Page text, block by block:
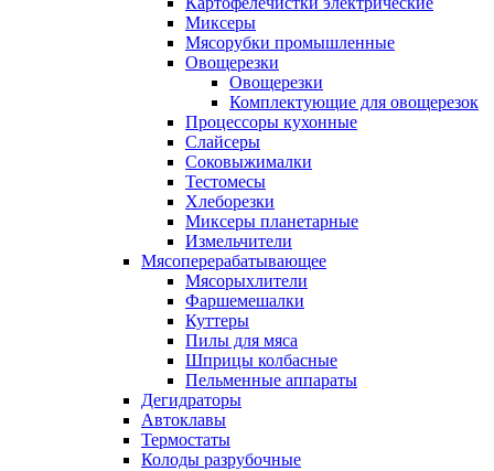
Миксеры
Мясорубки промышленные
Овощерезки
Овощерезки
Комплектующие для овощерезок
Процессоры кухонные
Слайсеры
Соковыжималки
Тестомесы
Хлеборезки
Миксеры планетарные
Измельчители
Мясоперерабатывающее
Мясорыхлители
Фаршемешалки
Куттеры
Пилы для мяса
Шприцы колбасные
Пельменные аппараты
Дегидраторы
Автоклавы
Термостаты
Колоды разрубочные